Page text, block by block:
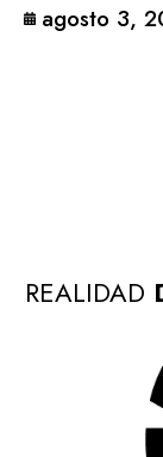
agosto 3,
REALIDAD